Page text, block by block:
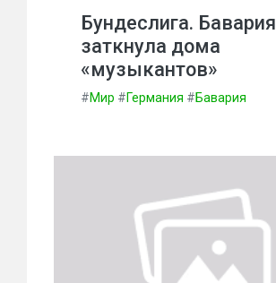
Бундеслига. Бавария
заткнула дома
«музыкантов»
#Мир #Германия #Бавария